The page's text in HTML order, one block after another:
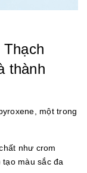
thành
một trong
như crom
màu sắc đa